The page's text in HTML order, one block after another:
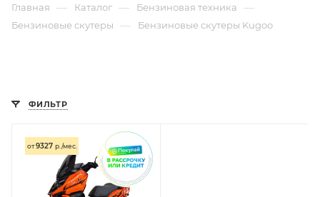
Главная — Каталог — Бензиновая техника —
Бензиновые скутеры — Бензиновые скутеры Kugoo
ФИЛЬТР
от9327 р./мес.